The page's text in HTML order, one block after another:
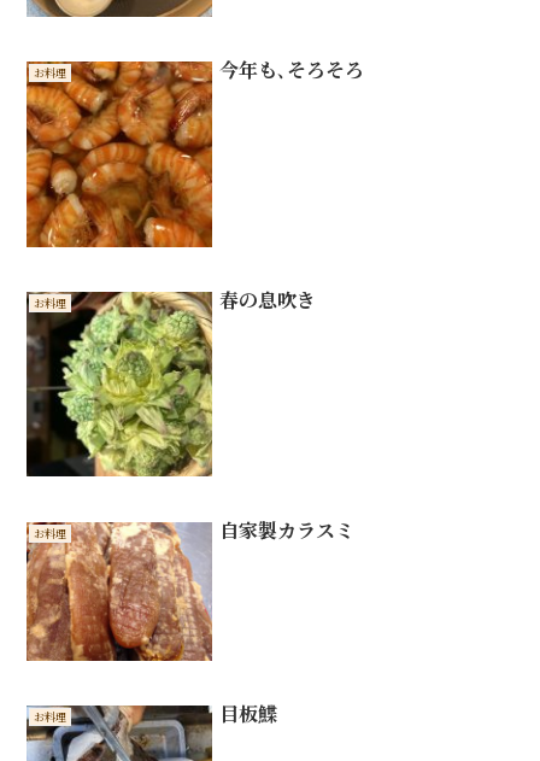
お料理 今年も､そろそろ
お料理 春の息吹き
お料理 自家製カラスミ
お料理 目板鰈